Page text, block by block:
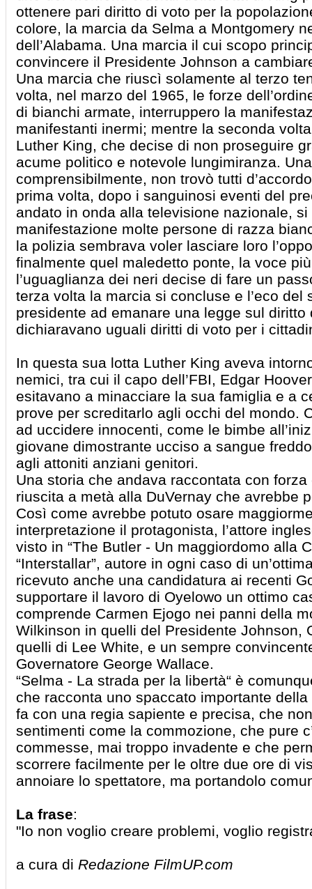
ottenere pari diritto di voto per la
colore, la marcia da Selma a Montgomery
dell’Alabama. Una marcia il cui scopo
convincere il Presidente Johnson a
Una marcia che riuscì solamente al terzo
volta, nel marzo del 1965, le forze
di bianchi armate, interruppero la
manifestanti inermi; mentre la seconda
Luther King, che decise di non proseguire
acume politico e notevole lungimiranza.
comprensibilmente, non trovò tutti
prima volta, dopo i sanguinosi eventi del
andato in onda alla televisione nazionale,
manifestazione molte persone di razza
la polizia sembrava voler lasciare loro
finalmente quel maledetto ponte, la voce
l’uguaglianza dei neri decise di fare un
terza volta la marcia si concluse e l’eco del
presidente ad emanare una legge sul diritto
dichiaravano uguali diritti di voto per i
In questa sua lotta Luther King aveva
nemici, tra cui il capo dell’FBI, Edgar
esitavano a minacciare la sua famiglia e a
prove per screditarlo agli occhi del mondo.
ad uccidere innocenti, come le bimbe
giovane dimostrante ucciso a sangue
agli attoniti anziani genitori.
Una storia che andava raccontata con
riuscita a metà alla DuVernay che avrebbe
Così come avrebbe potuto osare
interpretazione il protagonista, l’attore
visto in “The Butler - Un maggiordomo alla
“Interstallar”, autore in ogni caso di
ricevuto anche una candidatura ai recenti
supportare il lavoro di Oyelowo un ottimo
comprende Carmen Ejogo nei panni della
Wilkinson in quelli del Presidente Johnson,
quelli di Lee White, e un sempre
Governatore George Wallace.
“Selma - La strada per la libertà“ è
che racconta uno spaccato importante
fa con una regia sapiente e precisa, che
sentimenti come la commozione, che pure
commesse, mai troppo invadente e che
scorrere facilmente per le oltre due ore di
annoiare lo spettatore, ma portandolo
La frase:
"Io non voglio creare problemi, voglio
a cura di Redazione FilmUP.com